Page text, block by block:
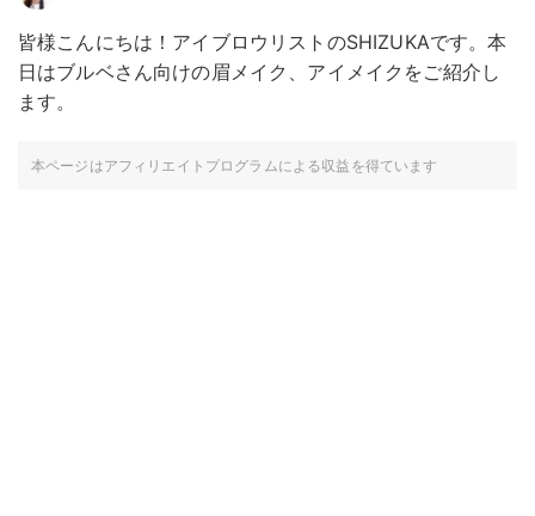
皆様こんにちは！アイブロウリストのSHIZUKAです。本
日はブルベさん向けの眉メイク、アイメイクをご紹介し
ます。
本ページはアフィリエイトプログラムによる収益を得ています